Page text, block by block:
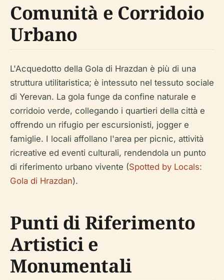
Comunità e Corridoio
Urbano
L'Acquedotto della Gola di Hrazdan è più di una
struttura utilitaristica; è intessuto nel tessuto sociale
di Yerevan. La gola funge da confine naturale e
corridoio verde, collegando i quartieri della città e
offrendo un rifugio per escursionisti, jogger e
famiglie. I locali affollano l'area per picnic, attività
ricreative ed eventi culturali, rendendola un punto
di riferimento urbano vivente (Spotted by Locals:
Gola di Hrazdan).
Punti di Riferimento
Artistici e
Monumentali